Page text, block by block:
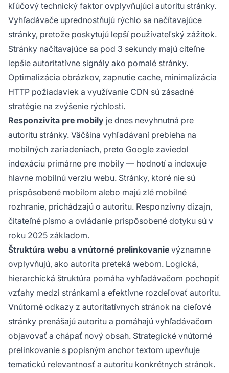
kľúčový technický faktor ovplyvňujúci autoritu stránky.
Vyhľadávače uprednostňujú rýchlo sa načítavajúce
stránky, pretože poskytujú lepší používateľský zážitok.
Stránky načítavajúce sa pod 3 sekundy majú citeľne
lepšie autoritatívne signály ako pomalé stránky.
Optimalizácia obrázkov, zapnutie cache, minimalizácia
HTTP požiadaviek a využívanie CDN sú zásadné
stratégie na zvýšenie rýchlosti.
Responzivita pre mobily je dnes nevyhnutná pre
autoritu stránky. Väčšina vyhľadávaní prebieha na
mobilných zariadeniach, preto Google zaviedol
indexáciu primárne pre mobily — hodnotí a indexuje
hlavne mobilnú verziu webu. Stránky, ktoré nie sú
prispôsobené mobilom alebo majú zlé mobilné
rozhranie, prichádzajú o autoritu. Responzívny dizajn,
čitateľné písmo a ovládanie prispôsobené dotyku sú v
roku 2025 základom.
Štruktúra webu a vnútorné prelinkovanie významne
ovplyvňujú, ako autorita preteká webom. Logická,
hierarchická štruktúra pomáha vyhľadávačom pochopiť
vzťahy medzi stránkami a efektívne rozdeľovať autoritu.
Vnútorné odkazy z autoritatívnych stránok na cieľové
stránky prenášajú autoritu a pomáhajú vyhľadávačom
objavovať a chápať nový obsah. Strategické vnútorné
prelinkovanie s popisným anchor textom upevňuje
tematickú relevantnosť a autoritu konkrétnych stránok.